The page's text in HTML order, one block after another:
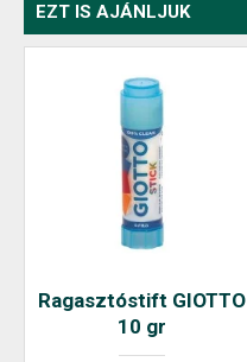
EZT IS AJÁNLJUK
Ragasztóstift GIOTTO
10 gr